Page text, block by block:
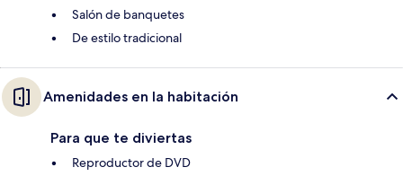
Salón de banquetes
De estilo tradicional
Amenidades en la habitación
Para que te diviertas
Reproductor de DVD